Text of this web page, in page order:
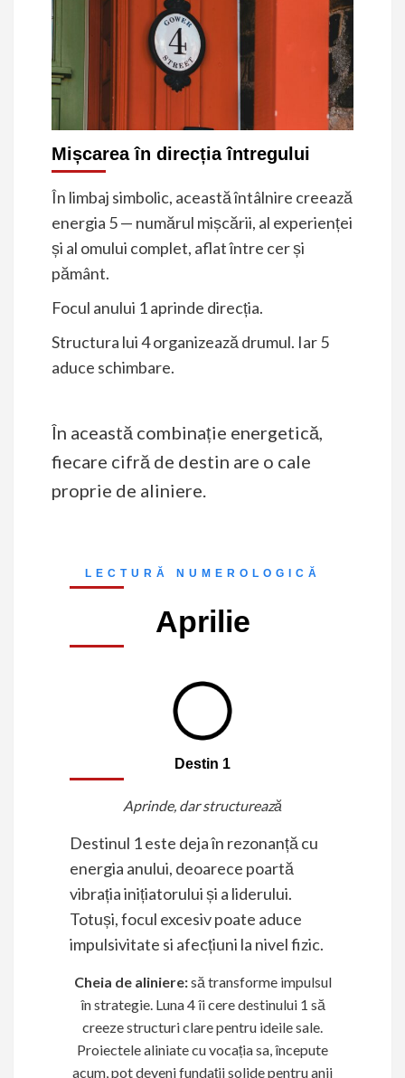
Mișcarea în direcția întregului
În limbaj simbolic, această întâlnire creează
energia 5 — numărul mișcării, al experienței
și al omului complet, aflat între cer și
pământ.
Focul anului 1 aprinde direcția.
Structura lui 4 organizează drumul. Iar 5
aduce schimbare.
În această combinație energetică,
fiecare cifră de destin are o cale
proprie de aliniere.
LECTURĂ NUMEROLOGICĂ
Aprilie
Destin 1
Aprinde, dar structurează
Destinul 1 este deja în rezonanță cu
energia anului, deoarece poartă
vibrația inițiatorului și a liderului.
Totuși, focul excesiv poate aduce
impulsivitate si afecțiuni la nivel fizic.
Cheia de aliniere:să transforme impulsul
în strategie. Luna 4 îi cere destinului 1 să
creeze structuri clare pentru ideile sale.
Proiectele aliniate cu vocația sa, începute
acum, pot deveni fundații solide pentru anii